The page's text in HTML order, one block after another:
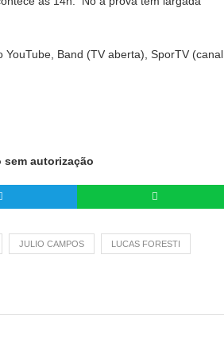
Band (TV aberta), SporTV (canal
autorização
JULIO CAMPOS LUCAS FORESTI